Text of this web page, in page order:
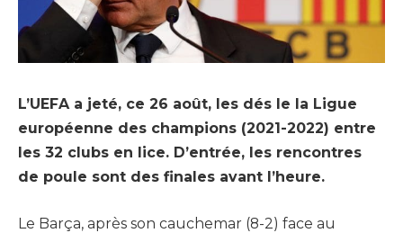
L’UEFA a jeté, ce 26 août, les dés le la Ligue
européenne des champions (2021-2022) entre
les 32 clubs en lice. D’entrée, les rencontres
de poule sont des finales avant l’heure.
Le Barça, après son cauchemar (8-2) face au